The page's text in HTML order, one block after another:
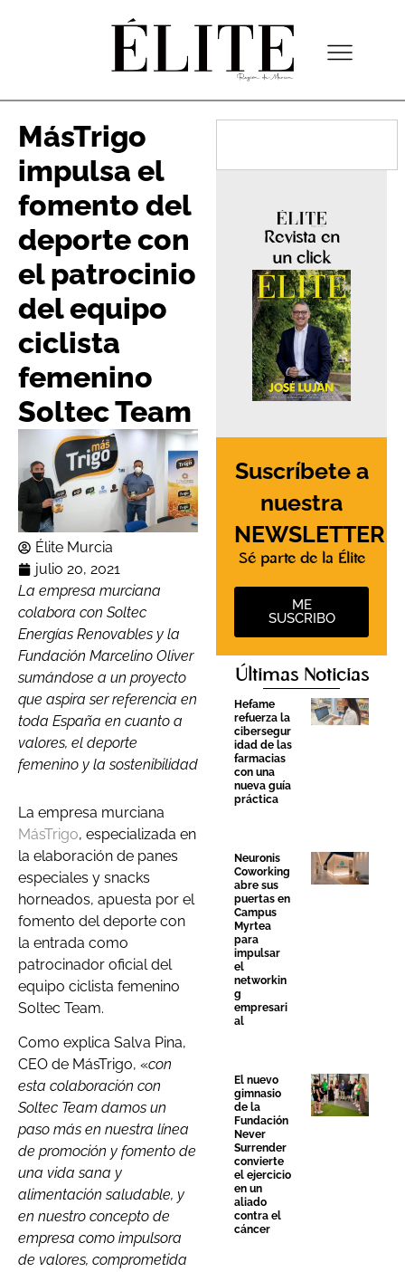
MásTrigo
impulsa el
fomento del
deporte con
el patrocinio
del equipo
ciclista
femenino
Soltec Team
Élite Murcia
julio 20, 2021
La empresa murciana
colabora con Soltec
Energías Renovables y la
Fundación Marcelino Oliver
sumándose a un proyecto
que aspira ser referencia en
toda España en cuanto a
valores, el deporte
femenino y la sostenibilidad
La empresa murciana
MásTrigo, especializada en
la elaboración de panes
especiales y snacks
horneados, apuesta por el
fomento del deporte con
la entrada como
patrocinador oficial del
equipo ciclista femenino
Soltec Team.
Como explica Salva Pina,
CEO de MásTrigo, «con
esta colaboración con
Soltec Team damos un
paso más en nuestra línea
de promoción y fomento de
una vida sana y
alimentación saludable, y
en nuestro concepto de
empresa como impulsora
de valores, comprometida
Revista en
un click
Suscríbete a
nuestra
NEWSLETTER
Sé parte de la Élite
ME
SUSCRIBO
Últimas Noticias
Hefame
refuerza la
cibersegur
idad de las
farmacias
con una
nueva guía
práctica
Neuronis
Coworking
abre sus
puertas en
Campus
Myrtea
para
impulsar
el
networkin
g
empresari
al
El nuevo
gimnasio
de la
Fundación
Never
Surrender
convierte
el ejercicio
en un
aliado
contra el
cáncer